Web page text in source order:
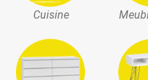
Cuisine